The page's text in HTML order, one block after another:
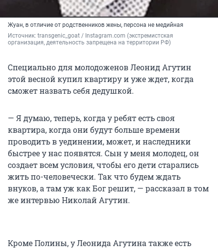
Жуан, в отличие от родственников жены, персона не медийная
Источник: transgenic_goat / Instagram.com (экстремистская
организация, деятельность запрещена на территории РФ)
Специально для молодоженов Леонид Агутин
этой весной купил квартиру и уже ждет, когда
сможет назвать себя дедушкой.
— Я думаю, теперь, когда у ребят есть своя
квартира, когда они будут больше времени
проводить в уединении, может, и наследники
быстрее у нас появятся. Сын у меня молодец, он
создает всем условия, чтобы его дети старались
жить по-человечески. Так что будем ждать
внуков, а там уж как Бог решит, — рассказал в том
же интервью Николай Агутин.
Кроме Полины, у Леонида Агутина также есть